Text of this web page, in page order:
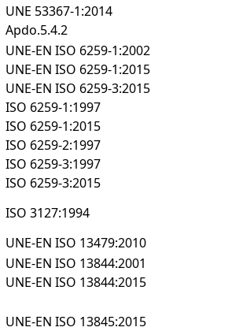
UNE 53367-1:2014
Apdo.5.4.2
UNE-EN ISO 6259-1:2002
UNE-EN ISO 6259-1:2015
UNE-EN ISO 6259-3:2015
ISO 6259-1:1997
ISO 6259-1:2015
ISO 6259-2:1997
ISO 6259-3:1997
ISO 6259-3:2015
ISO 3127:1994
UNE-EN ISO 13479:2010
UNE-EN ISO 13844:2001
UNE-EN ISO 13844:2015
UNE-EN ISO 13845:2015